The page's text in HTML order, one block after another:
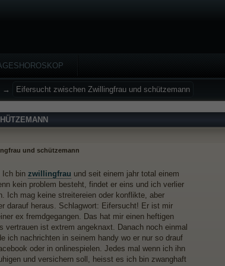
→ Eifersucht zwischen Zwillingfrau und schützemann
und schützemann
Ich bin zwillingfrau und seit einem jahr total einem
kein problem besteht, findet er eins und ich verlier
Ich mag keine streitereien oder konflikte, aber
darauf heraus. Schlagwort: Eifersucht! Er ist mir
ex fremdgegangen. Das hat mir einen heftigen
vertrauen ist extrem angeknaxt. Danach noch einmal
ich nachrichten in seinem handy wo er nur so drauf
oder in onlinespielen. Jedes mal wenn ich ihn
und versichern soll, heisst es ich bin zwanghaft